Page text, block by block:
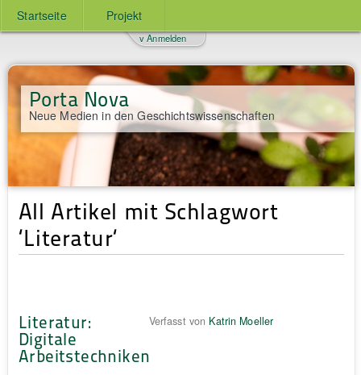
Startseite Projekt
Porta Nova
Neue Medien in den Geschichtswissenschaften
v Anmelden
All Artikel mit Schlagwort
‘Literatur‘
Literatur:
Digitale
Arbeitstechniken
Verfasst von Katrin Moeller